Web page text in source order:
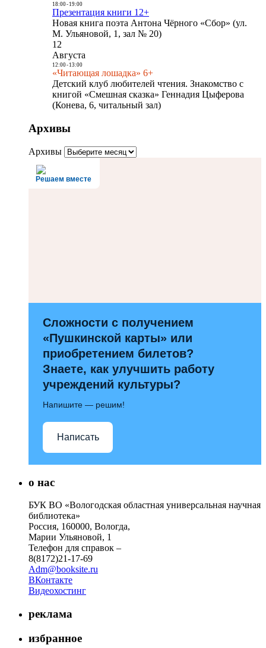
18:00- 19:00
Презентация книги 12+
Новая книга поэта Антона Чёрного «Сбор» (ул.
М. Ульяновой, 1, зал № 20)
12
Августа
12:00- 13:00
«Читающая лошадка» 6+
Детский клуб любителей чтения. Знакомство с
книгой «Смешная сказка» Геннадия Цыферова
(Конева, 6, читальный зал)
Архивы
Архивы
Решаем вместе
Сложности с получением
«Пушкинской карты» или
приобретением билетов?
Знаете, как улучшить работу
учреждений культуры?
Напишите — решим!
Написать
о нас
БУК ВО «Вологодская областная универсальная научная
библиотека»
Россия, 160000, Вологда,
Марии Ульяновой, 1
Телефон для справок –
8(8172)21-17-69
Adm@booksite.ru
ВКонтакте
Видеохостинг
реклама
избранное